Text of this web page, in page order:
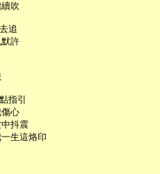
吹
追
許
指引
心
抖震
生這烙印